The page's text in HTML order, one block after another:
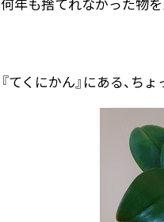
『てくにかん』にある、ち